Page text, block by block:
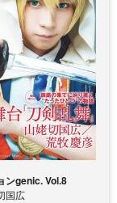
ンgenic. Vol.8
国広